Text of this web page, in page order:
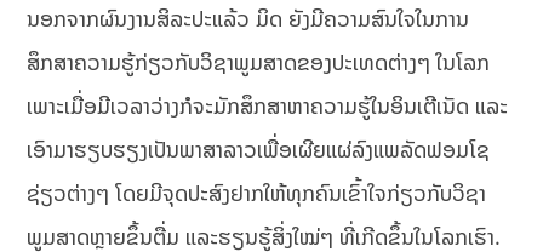
ນອກຈາກຜົນງານສິລະປະແລ້ວ ມິດ ຍັງມີຄວາມສົນໃຈໃນການ
ສຶກສາຄວາມຮູ້ກ່ຽວກັບວິຊາພູມສາດຂອງປະເທດຕ່າງໆ ໃນໂລກ
ເພາະເມື່ອມີເວລາວ່າງກໍຈະມັກສຶກສາຫາຄວາມຮູ້ໃນອິນເຕີເນັດ ແລະ
ເອົາມາຮຽບຮຽງເປັນພາສາລາວເພື່ອເຜີຍແຜ່ລົງແພລັດຟອມໂຊ
ຊ່ຽວຕ່າງໆ ໂດຍມີຈຸດປະສົງຢາກໃຫ້ທຸກຄົນເຂົ້າໃຈກ່ຽວກັບວິຊາ
ພູມສາດຫຼາຍຂຶ້ນຕື່ມ ແລະຮຽນຮູ້ສິ່ງໃໝ່ໆ ທີ່ເກີດຂຶ້ນໃນໂລກເຮົາ.